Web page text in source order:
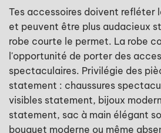
Tes accessoires doivent refléter
et peuvent être plus audacieux
robe courte le permet. La robe
l'opportunité de porter des
spectaculaires. Privilégie des
statement : chaussures
visibles statement, bijoux
statement, sac à main élégant
bouquet moderne ou même